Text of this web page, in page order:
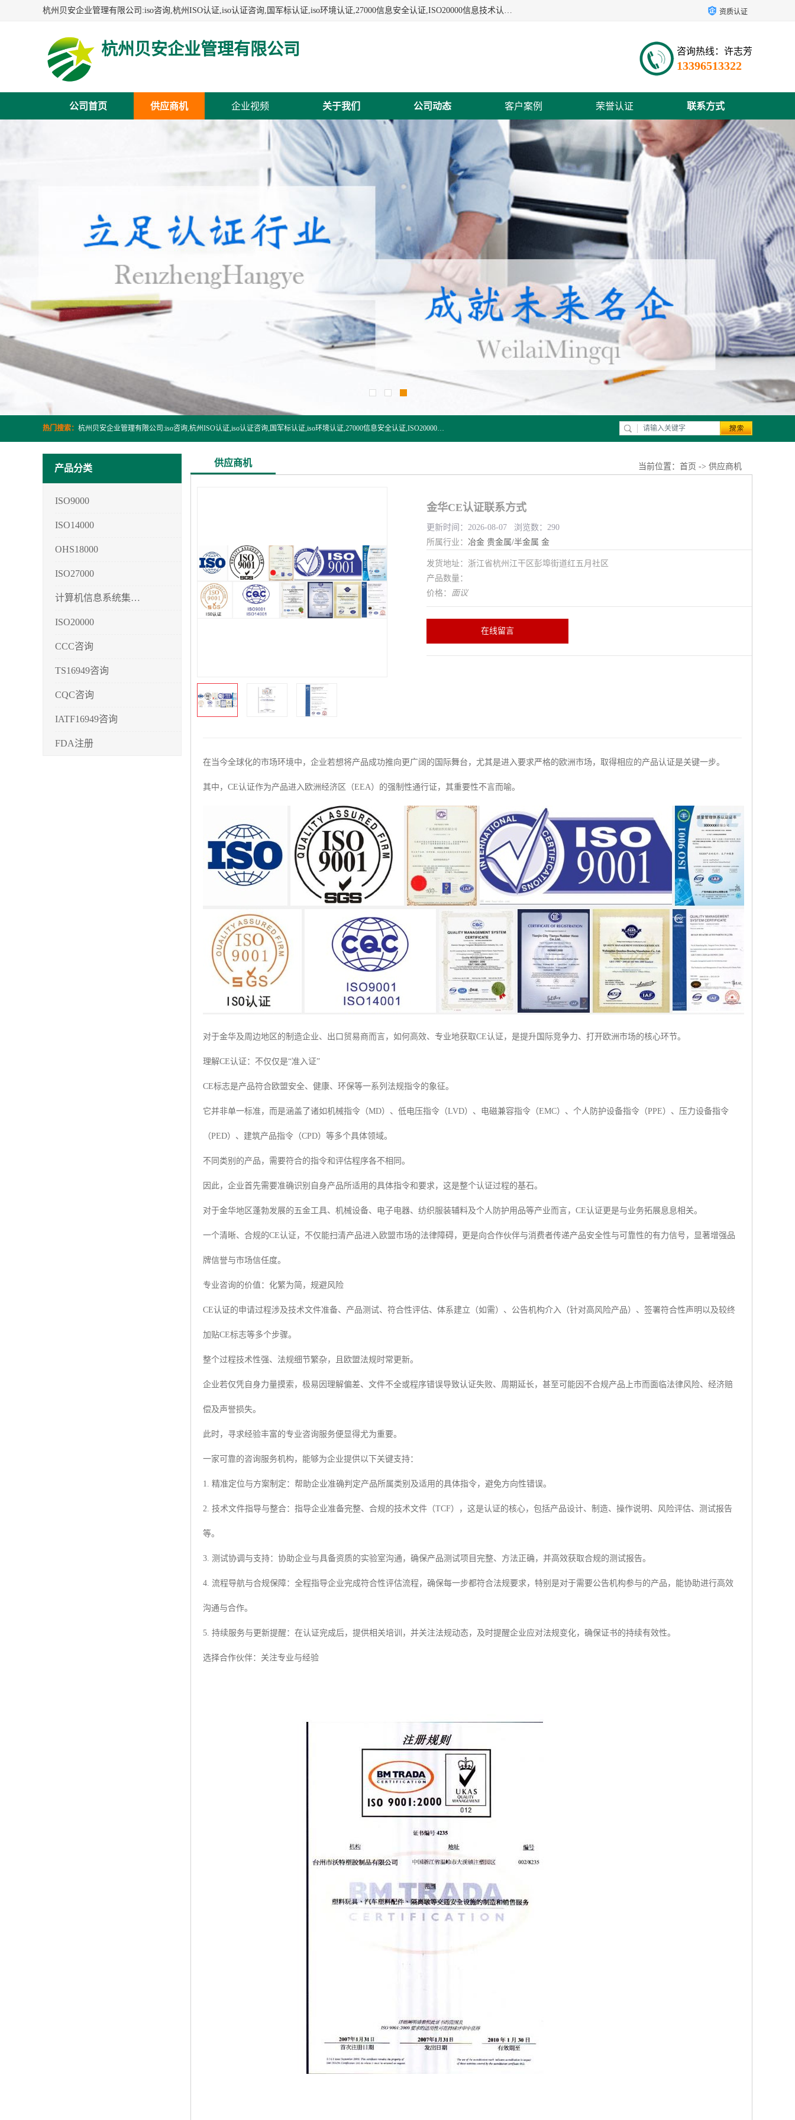
杭州贝安企业管理有限公司:iso咨询,杭州ISO认证,iso认证咨询,国军标认证,iso环境认证,27000信息安全认证,ISO20000信息技术认证,口罩检测报告,32610检测报告,CCRC认证,ISO50001认证,ITSS认证,两化融合认证,出口口罩检测报告等认证代理服务,本公司有近10年的体系咨询经验,能业务覆盖范围南到海南三亚北到新疆阿克苏. 资质认证
杭州贝安企业管理有限公司 咨询热线：许志芳
13396513322
公司首页 供应商机 企业视频 关于我们 公司动态 客户案例 荣誉认证 联系方式
热门搜索： 杭州贝安企业管理有限公司:iso咨询,杭州ISO认证,iso认证咨询,国军标认证,iso环境认证,27000信息安全认证,ISO20000信息技术认证,口罩检测报告,32610检测报告,CCRC认证,ISO50001认证,ITSS认证,两化融合认证,出口口罩检测报告等认证代理服务,本公司有近10年的体系咨询经验,能业务覆盖范围南到海南三亚北到新疆阿克苏.
产品分类
ISO9000
ISO14000
OHS18000
ISO27000
计算机信息系统集成3/4/5
ISO20000
CCC咨询
TS16949咨询
CQC咨询
IATF16949咨询
FDA注册
供应商机 当前位置： 首页 -> 供应商机
金华CE认证联系方式
更新时间：2026-08-07 浏览数：290
所属行业： 冶金 贵金属/半金属 金
发货地址：浙江省杭州江干区彭埠街道红五月社区
产品数量：
价格： 面议
在线留言
在当今全球化的市场环境中，企业若想将产品成功推向更广阔的国际舞台，尤其是进入要求严格的欧洲市场，取得相应的产品认证是关键一步。
其中，CE认证作为产品进入欧洲经济区（EEA）的强制性通行证，其重要性不言而喻。
对于金华及周边地区的制造企业、出口贸易商而言，如何高效、专业地获取CE认证，是提升国际竞争力、打开欧洲市场的核心环节。
理解CE认证：不仅仅是“准入证”
CE标志是产品符合欧盟安全、健康、环保等一系列法规指令的象征。
它并非单一标准，而是涵盖了诸如机械指令（MD）、低电压指令（LVD）、电磁兼容指令（EMC）、个人防护设备指令（PPE）、压力设备指令
（PED）、建筑产品指令（CPD）等多个具体领域。
不同类别的产品，需要符合的指令和评估程序各不相同。
因此，企业首先需要准确识别自身产品所适用的具体指令和要求，这是整个认证过程的基石。
对于金华地区蓬勃发展的五金工具、机械设备、电子电器、纺织服装辅料及个人防护用品等产业而言，CE认证更是与业务拓展息息相关。
一个清晰、合规的CE认证，不仅能扫清产品进入欧盟市场的法律障碍，更是向合作伙伴与消费者传递产品安全性与可靠性的有力信号，显著增强品
牌信誉与市场信任度。
专业咨询的价值：化繁为简，规避风险
CE认证的申请过程涉及技术文件准备、产品测试、符合性评估、体系建立（如需）、公告机构介入（针对高风险产品）、签署符合性声明以及较终
加贴CE标志等多个步骤。
整个过程技术性强、法规细节繁杂，且欧盟法规时常更新。
企业若仅凭自身力量摸索，极易因理解偏差、文件不全或程序错误导致认证失败、周期延长，甚至可能因不合规产品上市而面临法律风险、经济赔
偿及声誉损失。
此时，寻求经验丰富的专业咨询服务便显得尤为重要。
一家可靠的咨询服务机构，能够为企业提供以下关键支持：
1. 精准定位与方案制定：帮助企业准确判定产品所属类别及适用的具体指令，避免方向性错误。
2. 技术文件指导与整合：指导企业准备完整、合规的技术文件（TCF），这是认证的核心，包括产品设计、制造、操作说明、风险评估、测试报告
等。
3. 测试协调与支持：协助企业与具备资质的实验室沟通，确保产品测试项目完整、方法正确，并高效获取合规的测试报告。
4. 流程导航与合规保障：全程指导企业完成符合性评估流程，确保每一步都符合法规要求，特别是对于需要公告机构参与的产品，能协助进行高效
沟通与合作。
5. 持续服务与更新提醒：在认证完成后，提供相关培训，并关注法规动态，及时提醒企业应对法规变化，确保证书的持续有效性。
选择合作伙伴：关注专业与经验